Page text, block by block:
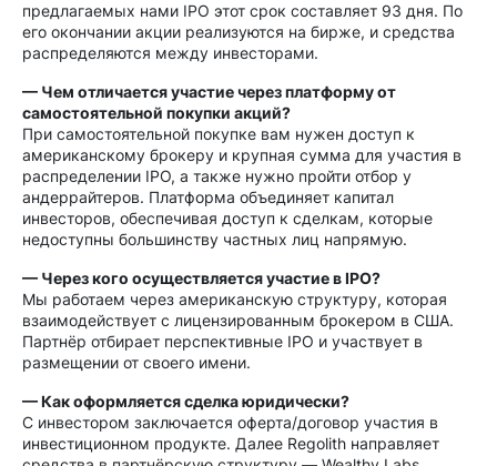
предлагаемых нами IPO этот срок составляет 93 дня. По
его окончании акции реализуются на бирже, и средства
распределяются между инвесторами.
— Чем отличается участие через платформу от
самостоятельной покупки акций?
При самостоятельной покупке вам нужен доступ к
американскому брокеру и крупная сумма для участия в
распределении IPO, а также нужно пройти отбор у
андеррайтеров. Платформа объединяет капитал
инвесторов, обеспечивая доступ к сделкам, которые
недоступны большинству частных лиц напрямую.
— Через кого осуществляется участие в IPO?
Мы работаем через американскую структуру, которая
взаимодействует с лицензированным брокером в США.
Партнёр отбирает перспективные IPO и участвует в
размещении от своего имени.
— Как оформляется сделка юридически?
С инвестором заключается оферта/договор участия в
инвестиционном продукте. Далее Regolith направляет